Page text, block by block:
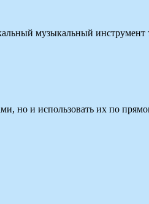
музыкальный инструмент
но и использовать их по